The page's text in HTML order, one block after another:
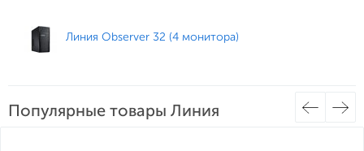
Линия Observer 32 (4 монитора)
Популярные товары Линия